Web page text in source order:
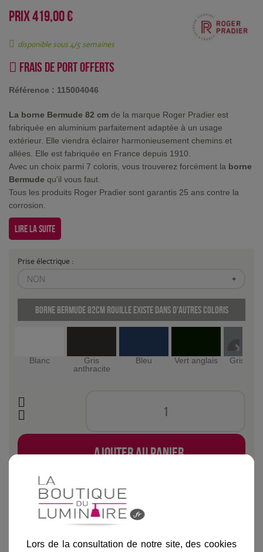
PRIX419,00 €
disponible sous 4/5 semaines
Frais de port offerts
Référence : 115004046
La borne Bermude 82 cm de la marque Roger Pradier est
fabriquée en aluminium parfaitement adaptée à un usage
extérieur. Elle viendra éclairer harmonieusement chemins et
allées. Elle est fabriquée en France depuis 1910.
Avec un choix parmi 7 coloris, vous trouverez forcément la borne
Bermude qu'il vous faut.
Tous les produits Roger Pradier sont garantis 25 ans contre la
corrosion.
Lire la suite
Prise électrique :
NON
Borne Bermude 82cm Rouille existe dans d'autres coloris
Blanc
Gris
anthracite
Bleu Vert anglais Gris
Ajouter au panier
Informations produit
Lors de la consultation de notre site, des cookies